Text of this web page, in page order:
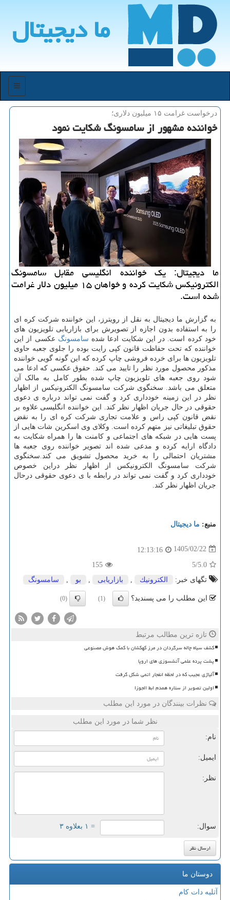
ما دیجیتال
منو
درخواست غرامت ۱۵ میلیون دلاری؛
خواننده مشهور از سامسونگ شکایت نمود
ما دیجیتال: یک خواننده انگلیسی مقابل سامسونگ
الکترونیکس شکایت کرده و خواهان ۱۵ میلیون دلار غرامت
شده است.
به گزارش ما دیجیتال به نقل از رویترز، این خواننده شرکت کره ای
را به استفاده بدون اجازه از تصویرش برای بازاریابی تلویزیون های
خود کرده است. در این شکایت ادعا شده سامسونگ عکسی از این
خواننده که تحت حفاظت قانون کپی رایت بوده را جلوی جعبه حاوی
تلویزیون ها برای خرده فروشی چاپ کرده که این گونه گویی خواننده
مذکور محصول مورد نظر را تایید می کند. حقوق عکسی که ادعا می
شود روی جعبه های تلویزیون چاپ شده بطور کامل به مالک آن
متعلق می باشد. سخنگوی شرکت سامسونگ الکترونیکس از اظهار
نظر در این زمینه خودداری کرد و گفت نمی تواند درباره ی دعوی
حقوقی در حال جریان اظهار نظر کند. این خواننده انگلیسی علاوه بر
نقض قانون کپی راس و علامت تجاری شرکت کره ای را به نقض
حقوق تبلیغاتی نیز متهم کرده است. وکلای وی اسکرین شات هایی از
پست هایی در شبکه های اجتماعی و کامنت ها را همراه شکایت به
دادگاه ارایه کرده و مدعی شده اند تصویر خواننده روی جعبه ها
مشتریان احتمالی را به خرید محصول تشویق می کند.سخنگوی
شرکت سامسونگ الکترونیکس از اظهار نظر دراین خصوص
خودداری کرد و گفت نمی تواند در رابطه با ی دعوی حقوقی درحال
جریان اظهار نظر کند.
منبع: ما دیجیتال
1405/02/22
12:13:16
5.0
/5
155
تگهای خبر:
الكترونیك بازاریابی بو سامسونگ
این مطلب را می پسندید؟ (1)
(0)
تازه ترین مطالب مرتبط
کشف سیاه چاله سرگردان در مرز کهکشان با کمک هوش مصنوعی
پشت پرده علمی آتشسوزی های اروپا
آلیاژی عجیب که در لحظه انفجار اتمی شکل گرفت
اولین تصویر از ستاره همدم ابط الجوزا
نظرات بینندگان در مورد این مطلب
نظر شما در مورد این مطلب
نام:
ایمیل:
نظر:
سوال: = ۱ بعلاوه ۳
دوستان ما
آتلیه دات کام